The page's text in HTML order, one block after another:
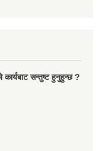
कार्यबाट सन्तुष्ट हुनुहुन्छ ?